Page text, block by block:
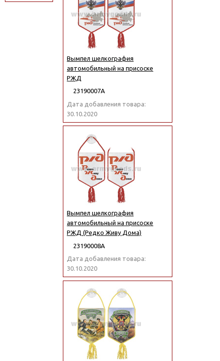
Вымпел шелкография
автомобильный на присоске
РЖД
23190007А
Дата добавления товара:
30.10.2020
Вымпел шелкография
автомобильный на присоске
РЖД (Редко Живу Дома)
23190008А
Дата добавления товара:
30.10.2020